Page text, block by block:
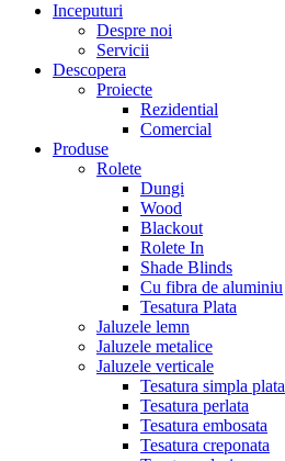
Inceputuri
Despre noi
Servicii
Descopera
Proiecte
Rezidential
Comercial
Produse
Rolete
Dungi
Wood
Blackout
Rolete In
Shade Blinds
Cu fibra de aluminiu
Tesatura Plata
Jaluzele lemn
Jaluzele metalice
Jaluzele verticale
Tesatura simpla plata
Tesatura perlata
Tesatura embosata
Tesatura creponata